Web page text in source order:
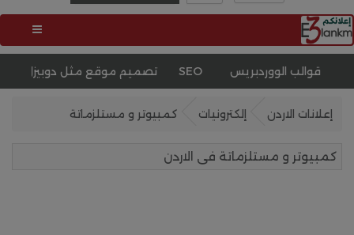
تصميم موقع مثل دوبيزل انشاء تحسين محركات البحث SEO
إعلانات الاردن إلكترونيات كمبيوتر و مستلزماتة
كمبيوتر و مستلزماتة فى الاردن